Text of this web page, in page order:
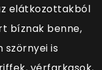
elátkozottakból
bíznak benne,
szörnyei is